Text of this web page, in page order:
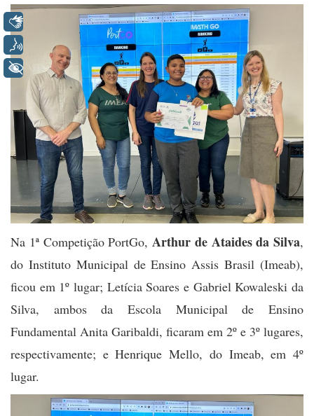
Na 1ª Competição PortGo, Arthur de Ataides da Silva,
do Instituto Municipal de Ensino Assis Brasil (Imeab),
ficou em 1º lugar; Letícia Soares e Gabriel Kowaleski da
Silva, ambos da Escola Municipal de Ensino
Fundamental Anita Garibaldi, ficaram em 2º e 3º lugares,
respectivamente; e Henrique Mello, do Imeab, em 4º
lugar.
Voz
+ Acessibilidade